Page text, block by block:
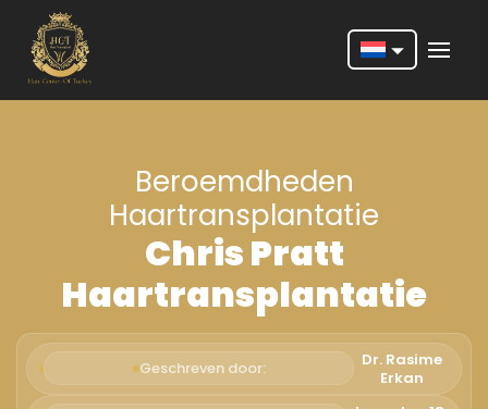
Français
Deutsch
Português
Español
Türkçe
Italiano
Beroemdheden
Haartransplantatie
Chris Pratt
Haartransplantatie
Geschreven door:
Dr. Rasime
Erkan